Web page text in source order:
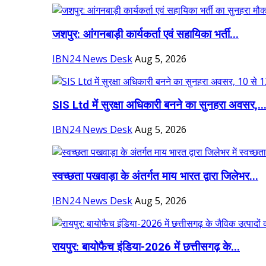
जशपुर: आंगनबाड़ी कार्यकर्ता एवं सहायिका भर्ती...
IBN24 News DeskAug 5, 2026
SIS Ltd में सुरक्षा अधिकारी बनने का सुनहरा अवसर,...
IBN24 News DeskAug 5, 2026
स्वच्छता पखवाड़ा के अंतर्गत माय भारत द्वारा जिलेभर...
IBN24 News DeskAug 5, 2026
रायपुर: बायोफैच इंडिया-2026 में छत्तीसगढ़ के...